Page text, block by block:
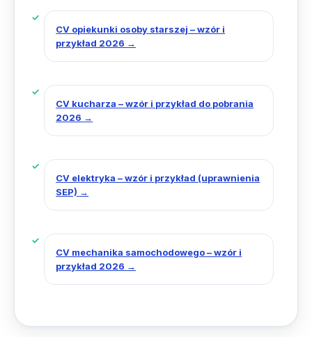
CV opiekunki osoby starszej – wzór i
przykład 2026 →
CV kucharza – wzór i przykład do pobrania
2026 →
CV elektryka – wzór i przykład (uprawnienia
SEP) →
CV mechanika samochodowego – wzór i
przykład 2026 →